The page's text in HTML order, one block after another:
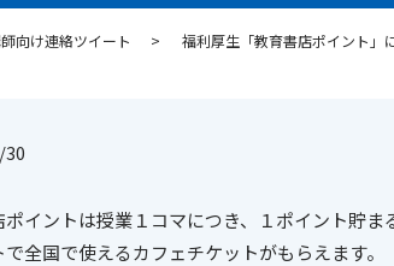
向け連絡ツイート 福利厚生「教育書店ポイント」
ポイントは授業１コマにつき、１ポイント貯
全国で使えるカフェチケットがもらえます。